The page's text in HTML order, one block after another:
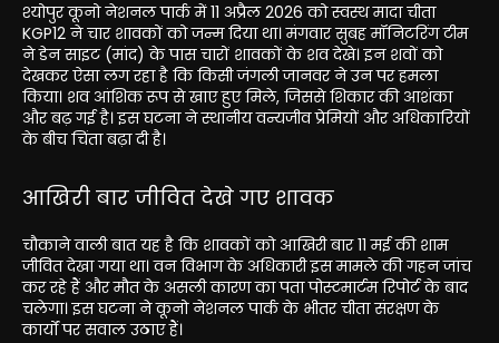
श्योपुर कूनो नेशनल पार्क में 11 अप्रैल 2026 को स्वस्थ मादा चीता
KGP12 ने चार शावकों को जन्म दिया था। मंगवार सुबह मॉनिटरिंग टीम
ने डेन साइट (मांद) के पास चारों शावकों के शव देखे। इन शवों को
देखकर ऐसा लग रहा है कि किसी जंगली जानवर ने उन पर हमला
किया। शव आंशिक रूप से खाए हुए मिले, जिससे शिकार की आशंका
और बढ़ गई है। इस घटना ने स्थानीय वन्यजीव प्रेमियों और अधिकारियों
के बीच चिंता बढ़ा दी है।
आखिरी बार जीवित देखे गए शावक
चौकाने वाली बात यह है कि शावकों को आखिरी बार 11 मई की शाम
जीवित देखा गया था। वन विभाग के अधिकारी इस मामले की गहन जांच
कर रहे हैं और मौत के असली कारण का पता पोस्टमार्टम रिपोर्ट के बाद
चलेगा। इस घटना ने कूनो नेशनल पार्क के भीतर चीता संरक्षण के
कार्यों पर सवाल उठाए हैं।